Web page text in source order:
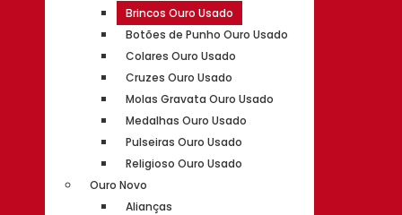
Brincos Ouro Usado
Botões de Punho Ouro Usado
Colares Ouro Usado
Cruzes Ouro Usado
Molas Gravata Ouro Usado
Medalhas Ouro Usado
Pulseiras Ouro Usado
Religioso Ouro Usado
Ouro Novo
Alianças